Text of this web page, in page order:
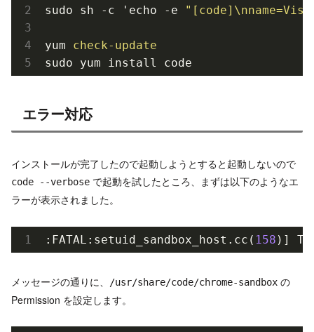
sudo sh -c 'echo -e
yum
エラー対応
インストールが完了したので起動しようとすると起動しないので
code --verbose で起動を試したところ、まずは以下のようなエ
ラーが表示されました。
:FATAL:setuid_sandbox_host.cc( 158 )]
メッセージの通りに、 /usr/share/code/chrome-sandbox の
Permission を設定します。